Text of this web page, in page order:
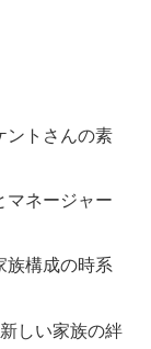
ントさんの素
マネージャー
族構成の時系
しい家族の絆